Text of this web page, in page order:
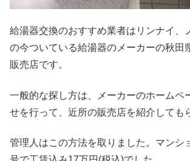
給湯器交換のおすすめ業者はリンナイ、
の今ついている給湯器のメーカーの秋田
販売店です。
一般的な探し方は、メーカーのホームペ
せを行って、近所の販売店を紹介しても
管理人はこの方法を取りました。マンシ